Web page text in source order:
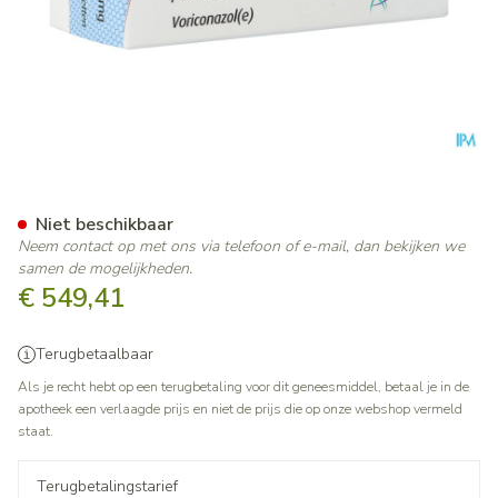
€ 549,41
Terugbetaalbaar
Als je recht hebt op een terugbetaling voor dit geneesmiddel, betaal je in de
apotheek een verlaagde prijs en niet de prijs die op onze webshop vermeld
staat.
Terugbetalingstarief
Niet beschikbaar
Neem contact op met ons via telefoon of e-mail, dan bekijken we
samen de mogelijkheden.